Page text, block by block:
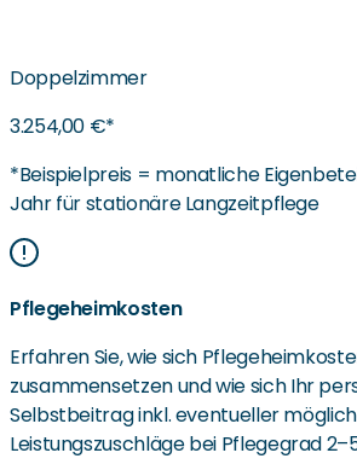
Doppelzimmer
3.254,00 €*
*Beispielpreis = monatliche
Jahr für stationäre Langzeitpflege
Pflegeheimkosten
Erfahren Sie, wie sich
zusammensetzen und wie sich Ihr
Selbstbeitrag inkl. eventueller
Leistungszuschläge bei Pflegegrad